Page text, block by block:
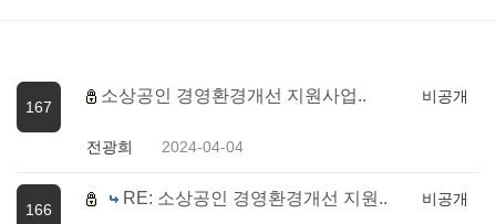
167
소상공인 경영환경개선 지원사업..
전광희 2024-04-04
비공개
166
RE: 소상공인 경영환경개선 지원.. 비공개